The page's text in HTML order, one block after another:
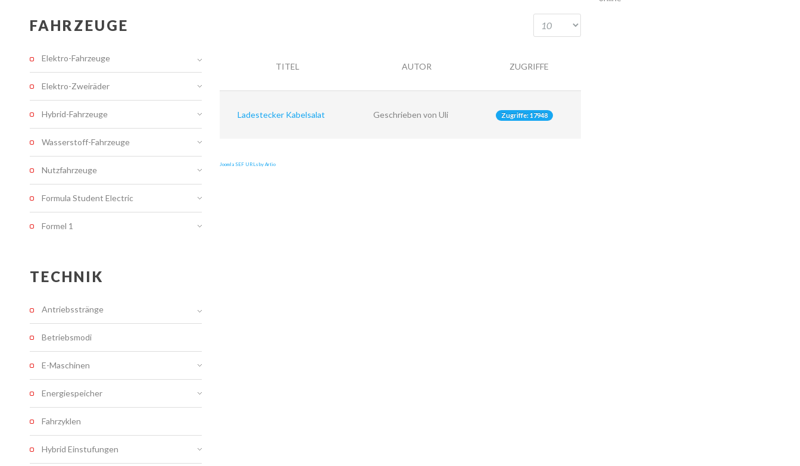
TITEL AUTOR ZUGRIFFE
Ladestecker Kabelsalat Geschrieben von Uli Zugriffe: 17948
Joomla SEF URLs by Artio
FAHRZEUGE
Elektro-Fahrzeuge
Elektro-Zweiräder
Hybrid-Fahrzeuge
Wasserstoff-Fahrzeuge
Nutzfahrzeuge
Formula Student Electric
Formel 1
TECHNIK
Antriebsstränge
Betriebsmodi
E-Maschinen
Energiespeicher
Fahrzyklen
Hybrid Einstufungen